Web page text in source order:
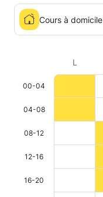
Cours à domicile
L
00-04
04-08
08-12
12-16
16-20